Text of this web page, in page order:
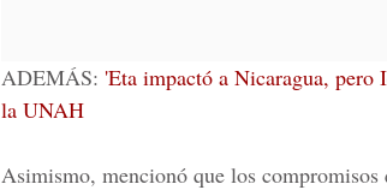
ADEMÁS: 'Eta impactó a Nicaragua,
la UNAH
Asimismo, mencionó que los